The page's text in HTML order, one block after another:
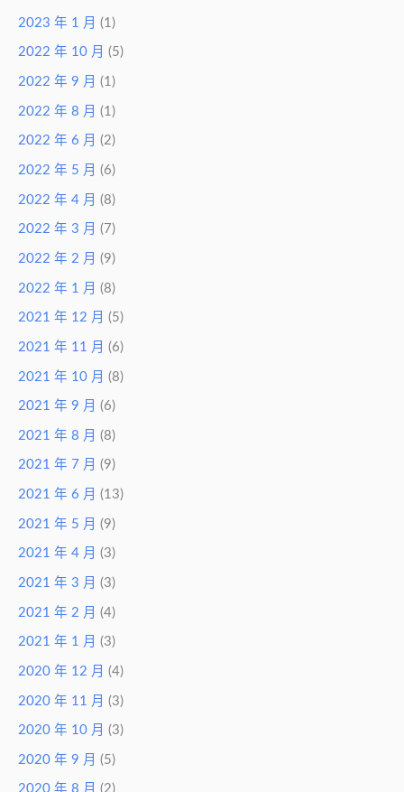
2023 年 1 月 (1)
2022 年 10 月 (5)
2022 年 9 月 (1)
2022 年 8 月 (1)
2022 年 6 月 (2)
2022 年 5 月 (6)
2022 年 4 月 (8)
2022 年 3 月 (7)
2022 年 2 月 (9)
2022 年 1 月 (8)
2021 年 12 月 (5)
2021 年 11 月 (6)
2021 年 10 月 (8)
2021 年 9 月 (6)
2021 年 8 月 (8)
2021 年 7 月 (9)
2021 年 6 月 (13)
2021 年 5 月 (9)
2021 年 4 月 (3)
2021 年 3 月 (3)
2021 年 2 月 (4)
2021 年 1 月 (3)
2020 年 12 月 (4)
2020 年 11 月 (3)
2020 年 10 月 (3)
2020 年 9 月 (5)
2020 年 8 月 (2)